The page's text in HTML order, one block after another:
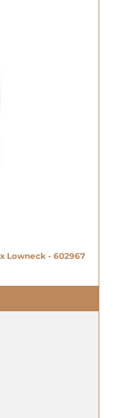
Lowneck - 602967